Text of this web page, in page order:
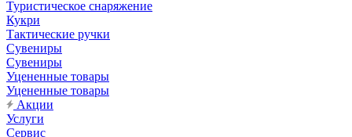
Туристическое снаряжение
Кукри
Тактические ручки
Сувениры
Сувениры
Уцененные товары
Уцененные товары
Акции
Услуги
Сервис